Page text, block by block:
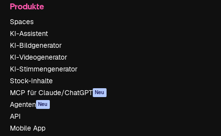
Produkte
Spaces
KI-Assistent
KI-Bildgenerator
KI-Videogenerator
KI-Stimmengenerator
Stock-Inhalte
MCP für Claude/ChatGPT Neu
Agenten Neu
API
Mobile App